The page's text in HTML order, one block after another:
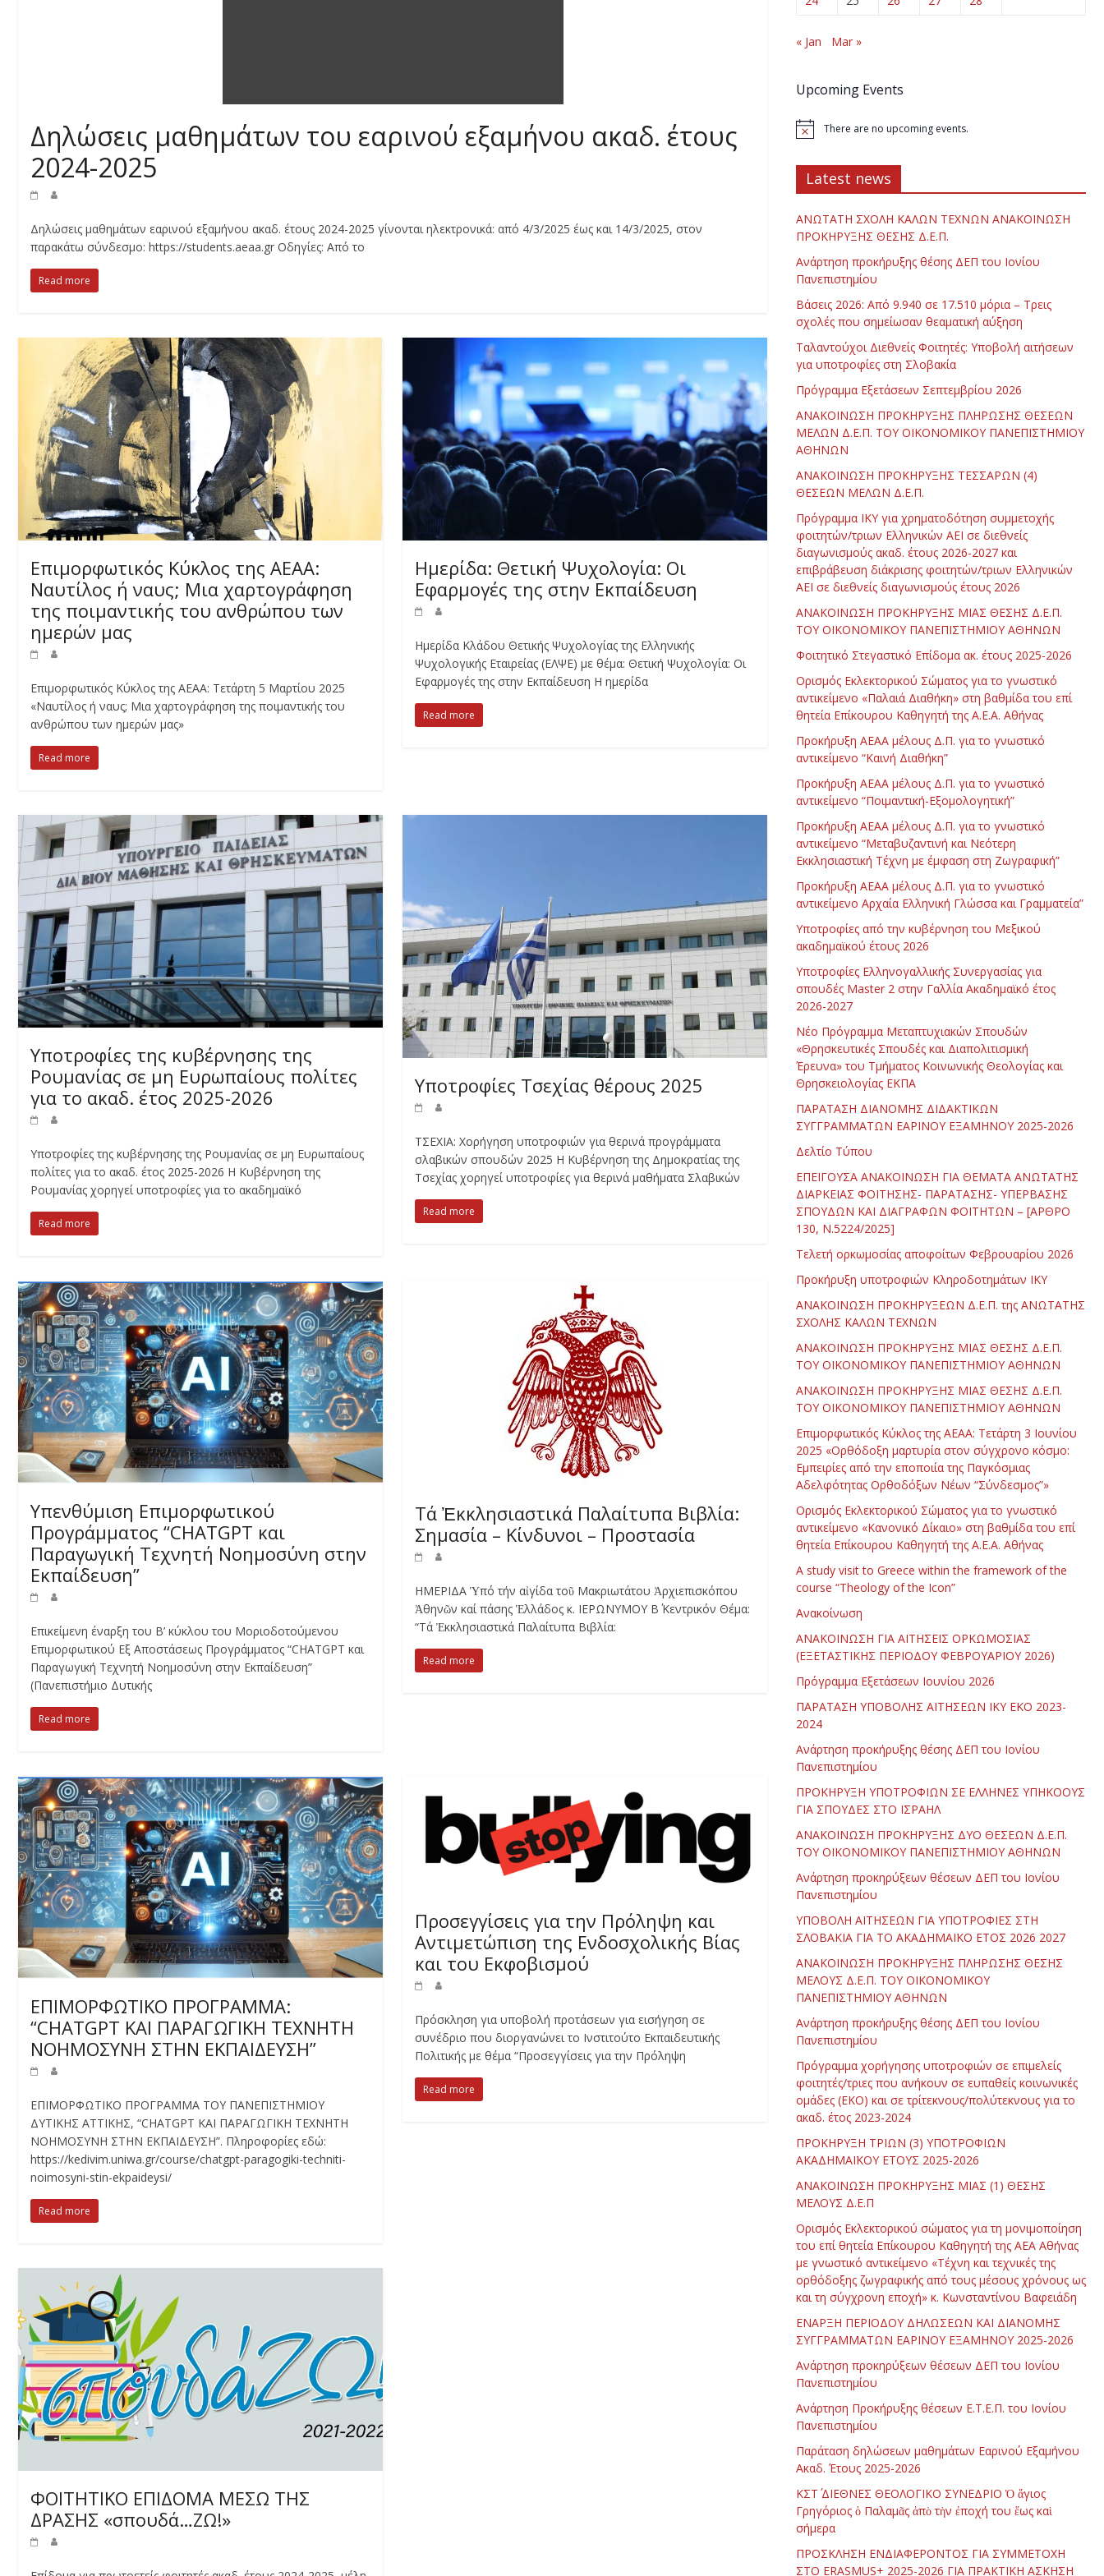
Δηλώσεις μαθημάτων του εαρινού εξαμήνου ακαδ. έτους
2024-2025
Δηλώσεις μαθημάτων εαρινού εξαμήνου ακαδ. έτους 2024-2025 γίνονται ηλεκτρονικά: από 4/3/2025 έως και 14/3/2025, στον
παρακάτω σύνδεσμο: https://students.aeaa.gr Οδηγίες: Από το
Read more
Επιμορφωτικός Κύκλος της ΑΕΑΑ:
Ναυτίλος ή ναυς; Μια χαρτογράφηση
της ποιμαντικής του ανθρώπου των
ημερών μας
Επιμορφωτικός Κύκλος της ΑΕΑΑ: Τετάρτη 5 Μαρτίου 2025
«Ναυτίλος ή ναυς; Μια χαρτογράφηση της ποιμαντικής του
ανθρώπου των ημερών μας»
Read more
Ημερίδα: Θετική Ψυχολογία: Οι
Εφαρμογές της στην Εκπαίδευση
Ημερίδα Κλάδου Θετικής Ψυχολογίας της Ελληνικής
Ψυχολογικής Εταιρείας (ΕΛΨΕ) με θέμα: Θετική Ψυχολογία: Οι
Εφαρμογές της στην Εκπαίδευση Η ημερίδα
Read more
Υποτροφίες της κυβέρνησης της
Ρουμανίας σε μη Ευρωπαίους πολίτες
για το ακαδ. έτος 2025-2026
Υποτροφίες της κυβέρνησης της Ρουμανίας σε μη Ευρωπαίους
πολίτες για το ακαδ. έτος 2025-2026 Η Κυβέρνηση της
Ρουμανίας χορηγεί υποτροφίες για το ακαδημαϊκό
Read more
Υποτροφίες Τσεχίας θέρους 2025
ΤΣΕΧΙΑ: Χορήγηση υποτροφιών για θερινά προγράμματα
σλαβικών σπουδών 2025 Η Κυβέρνηση της Δημοκρατίας της
Τσεχίας χορηγεί υποτροφίες για θερινά μαθήματα Σλαβικών
Read more
Υπενθύμιση Επιμορφωτικού
Προγράμματος “CHATGPT και
Παραγωγική Τεχνητή Νοημοσύνη στην
Εκπαίδευση”
Επικείμενη έναρξη του Β’ κύκλου του Μοριοδοτούμενου
Επιμορφωτικού Εξ Αποστάσεως Προγράμματος “CHATGPT και
Παραγωγική Τεχνητή Νοημοσύνη στην Εκπαίδευση”
(Πανεπιστήμιο Δυτικής
Read more
Τά Ἐκκλησιαστικά Παλαίτυπα Βιβλία:
Σημασία – Κίνδυνοι – Προστασία
ΗΜΕΡΙΔΑ Ὑπό τήν αἰγίδα τοῦ Μακριωτάτου Ἀρχιεπισκόπου
Ἀθηνῶν καί πάσης Ἑλλάδος κ. ΙΕΡΩΝΥΜΟΥ Β΄ Κεντρικόν Θέμα:
“Τά Ἐκκλησιαστικά Παλαίτυπα Βιβλία:
Read more
ΕΠΙΜΟΡΦΩΤΙΚΟ ΠΡΟΓΡΑΜΜΑ:
“CHATGPT ΚΑΙ ΠΑΡΑΓΩΓΙΚΗ ΤΕΧΝΗΤΗ
ΝΟΗΜΟΣΥΝΗ ΣΤΗΝ ΕΚΠΑΙΔΕΥΣΗ”
ΕΠΙΜΟΡΦΩΤΙΚΟ ΠΡΟΓΡΑΜΜΑ ΤΟΥ ΠΑΝΕΠΙΣΤΗΜΙΟΥ
ΔΥΤΙΚΗΣ ΑΤΤΙΚΗΣ, “CHATGPT ΚΑΙ ΠΑΡΑΓΩΓΙΚΗ ΤΕΧΝΗΤΗ
ΝΟΗΜΟΣΥΝΗ ΣΤΗΝ ΕΚΠΑΙΔΕΥΣΗ”. Πληροφορίες εδώ:
https://kedivim.uniwa.gr/course/chatgpt-paragogiki-techniti-
noimosyni-stin-ekpaideysi/
Read more
Προσεγγίσεις για την Πρόληψη και
Αντιμετώπιση της Ενδοσχολικής Βίας
και του Εκφοβισμού
Πρόσκληση για υποβολή προτάσεων για εισήγηση σε
συνέδριο που διοργανώνει το Ινστιτούτο Εκπαιδευτικής
Πολιτικής με θέμα “Προσεγγίσεις για την Πρόληψη
Read more
ΦΟΙΤΗΤΙΚΟ ΕΠΙΔΟΜΑ ΜΕΣΩ ΤΗΣ
ΔΡΑΣΗΣ «σπουδά…ΖΩ!»
« Jan Mar »
Upcoming Events
There are no upcoming events.
Latest news
ΑΝΩΤΑΤΗ ΣΧΟΛΗ ΚΑΛΩΝ ΤΕΧΝΩΝ ΑΝΑΚΟΙΝΩΣΗ
ΠΡΟΚΗΡΥΞΗΣ ΘΕΣΗΣ Δ.Ε.Π.
Ανάρτηση προκήρυξης θέσης ΔΕΠ του Ιονίου
Πανεπιστημίου
Βάσεις 2026: Από 9.940 σε 17.510 μόρια – Τρεις
σχολές που σημείωσαν θεαματική αύξηση
Ταλαντούχοι Διεθνείς Φοιτητές: Υποβολή αιτήσεων
για υποτροφίες στη Σλοβακία
Πρόγραμμα Εξετάσεων Σεπτεμβρίου 2026
ΑΝΑΚΟΙΝΩΣΗ ΠΡΟΚΗΡΥΞΗΣ ΠΛΗΡΩΣΗΣ ΘΕΣΕΩΝ
ΜΕΛΩΝ Δ.Ε.Π. ΤΟΥ ΟΙΚΟΝΟΜΙΚΟΥ ΠΑΝΕΠΙΣΤΗΜΙΟΥ
ΑΘΗΝΩΝ
ΑΝΑΚΟΙΝΩΣΗ ΠΡΟΚΗΡΥΞΗΣ ΤΕΣΣΑΡΩΝ (4)
ΘΕΣΕΩΝ ΜΕΛΩΝ Δ.Ε.Π.
Πρόγραμμα ΙΚΥ για χρηματοδότηση συμμετοχής
φοιτητών/τριων Ελληνικών ΑΕΙ σε διεθνείς
διαγωνισμούς ακαδ. έτους 2026-2027 και
επιβράβευση διάκρισης φοιτητών/τριων Ελληνικών
ΑΕΙ σε διεθνείς διαγωνισμούς έτους 2026
ΑΝΑΚΟΙΝΩΣΗ ΠΡΟΚΗΡΥΞΗΣ ΜΙΑΣ ΘΕΣΗΣ Δ.Ε.Π.
ΤΟΥ ΟΙΚΟΝΟΜΙΚΟΥ ΠΑΝΕΠΙΣΤΗΜΙΟΥ ΑΘΗΝΩΝ
Φοιτητικό Στεγαστικό Επίδομα ακ. έτους 2025-2026
Ορισμός Εκλεκτορικού Σώματος για το γνωστικό
αντικείμενο «Παλαιά Διαθήκη» στη βαθμίδα του επί
θητεία Επίκουρου Καθηγητή της Α.Ε.Α. Αθήνας
Προκήρυξη ΑΕΑΑ μέλους Δ.Π. για το γνωστικό
αντικείμενο “Καινή Διαθήκη”
Προκήρυξη ΑΕΑΑ μέλους Δ.Π. για το γνωστικό
αντικείμενο “Ποιμαντική-Εξομολογητική”
Προκήρυξη ΑΕΑΑ μέλους Δ.Π. για το γνωστικό
αντικείμενο “Μεταβυζαντινή και Νεότερη
Εκκλησιαστική Τέχνη με έμφαση στη Ζωγραφική”
Προκήρυξη ΑΕΑΑ μέλους Δ.Π. για το γνωστικό
αντικείμενο Αρχαία Ελληνική Γλώσσα και Γραμματεία”
Υποτροφίες από την κυβέρνηση του Μεξικού
ακαδημαϊκού έτους 2026
Υποτροφίες Ελληνογαλλικής Συνεργασίας για
σπουδές Master 2 στην Γαλλία Ακαδημαϊκό έτος
2026-2027
Νέο Πρόγραμμα Μεταπτυχιακών Σπουδών
«Θρησκευτικές Σπουδές και Διαπολιτισμική
Έρευνα» του Τμήματος Κοινωνικής Θεολογίας και
Θρησκειολογίας ΕΚΠΑ
ΠΑΡΑΤΑΣΗ ΔΙΑΝΟΜΗΣ ΔΙΔΑΚΤΙΚΩΝ
ΣΥΓΓΡΑΜΜΑΤΩΝ ΕΑΡΙΝΟΥ ΕΞΑΜΗΝΟΥ 2025-2026
Δελτίο Τύπου
ΕΠΕΙΓΟΥΣΑ ΑΝΑΚΟΙΝΩΣΗ ΓΙΑ ΘΕΜΑΤΑ ΑΝΩΤΑΤΗΣ
ΔΙΑΡΚΕΙΑΣ ΦΟΙΤΗΣΗΣ- ΠΑΡΑΤΑΣΗΣ- ΥΠΕΡΒΑΣΗΣ
ΣΠΟΥΔΩΝ ΚΑΙ ΔΙΑΓΡΑΦΩΝ ΦΟΙΤΗΤΩΝ – [ΑΡΘΡΟ
130, Ν.5224/2025]
Τελετή ορκωμοσίας αποφοίτων Φεβρουαρίου 2026
Προκήρυξη υποτροφιών Κληροδοτημάτων ΙΚΥ
ΑΝΑΚΟΙΝΩΣΗ ΠΡΟΚΗΡΥΞΕΩΝ Δ.Ε.Π. της ΑΝΩΤΑΤΗΣ
ΣΧΟΛΗΣ ΚΑΛΩΝ ΤΕΧΝΩΝ
ΑΝΑΚΟΙΝΩΣΗ ΠΡΟΚΗΡΥΞΗΣ ΜΙΑΣ ΘΕΣΗΣ Δ.Ε.Π.
ΤΟΥ ΟΙΚΟΝΟΜΙΚΟΥ ΠΑΝΕΠΙΣΤΗΜΙΟΥ ΑΘΗΝΩΝ
ΑΝΑΚΟΙΝΩΣΗ ΠΡΟΚΗΡΥΞΗΣ ΜΙΑΣ ΘΕΣΗΣ Δ.Ε.Π.
ΤΟΥ ΟΙΚΟΝΟΜΙΚΟΥ ΠΑΝΕΠΙΣΤΗΜΙΟΥ ΑΘΗΝΩΝ
Επιμορφωτικός Κύκλος της ΑΕΑΑ: Τετάρτη 3 Ιουνίου
2025 «Ορθόδοξη μαρτυρία στον σύγχρονο κόσμο:
Εμπειρίες από την εποποιία της Παγκόσμιας
Αδελφότητας Ορθοδόξων Νέων “Σύνδεσμος”»
Ορισμός Εκλεκτορικού Σώματος για το γνωστικό
αντικείμενο «Κανονικό Δίκαιο» στη βαθμίδα του επί
θητεία Επίκουρου Καθηγητή της Α.Ε.Α. Αθήνας
Α study visit to Greece within the framework of the
course “Theology of the Icon”
Ανακοίνωση
ΑΝΑΚΟΙΝΩΣΗ ΓΙΑ ΑΙΤΗΣΕΙΣ ΟΡΚΩΜΟΣΙΑΣ
(ΕΞΕΤΑΣΤΙΚΗΣ ΠΕΡΙΟΔΟΥ ΦΕΒΡΟΥΑΡΙΟΥ 2026)
Πρόγραμμα Εξετάσεων Ιουνίου 2026
ΠΑΡΑΤΑΣΗ ΥΠΟΒΟΛΗΣ ΑΙΤΗΣΕΩΝ ΙΚΥ ΕΚΟ 2023-
2024
Ανάρτηση προκήρυξης θέσης ΔΕΠ του Ιονίου
Πανεπιστημίου
ΠΡΟΚΗΡΥΞΗ ΥΠΟΤΡΟΦΙΩΝ ΣΕ ΕΛΛΗΝΕΣ ΥΠΗΚΟΟΥΣ
ΓΙΑ ΣΠΟΥΔΕΣ ΣΤΟ ΙΣΡΑΗΛ
ΑΝΑΚΟΙΝΩΣΗ ΠΡΟΚΗΡΥΞΗΣ ΔΥΟ ΘΕΣΕΩΝ Δ.Ε.Π.
ΤΟΥ ΟΙΚΟΝΟΜΙΚΟΥ ΠΑΝΕΠΙΣΤΗΜΙΟΥ ΑΘΗΝΩΝ
Ανάρτηση προκηρύξεων θέσεων ΔΕΠ του Ιονίου
Πανεπιστημίου
ΥΠΟΒΟΛΗ ΑΙΤΗΣΕΩΝ ΓΙΑ ΥΠΟΤΡΟΦΙΕΣ ΣΤΗ
ΣΛΟΒΑΚΙΑ ΓΙΑ ΤΟ ΑΚΑΔΗΜΑΪΚΟ ΕΤΟΣ 2026 2027
ΑΝΑΚΟΙΝΩΣΗ ΠΡΟΚΗΡΥΞΗΣ ΠΛΗΡΩΣΗΣ ΘΕΣΗΣ
ΜΕΛΟΥΣ Δ.Ε.Π. ΤΟΥ ΟΙΚΟΝΟΜΙΚΟΥ
ΠΑΝΕΠΙΣΤΗΜΙΟΥ ΑΘΗΝΩΝ
Ανάρτηση προκήρυξης θέσης ΔΕΠ του Ιονίου
Πανεπιστημίου
Πρόγραμμα χορήγησης υποτροφιών σε επιμελείς
φοιτητές/τριες που ανήκουν σε ευπαθείς κοινωνικές
ομάδες (ΕΚΟ) και σε τρίτεκνους/πολύτεκνους για το
ακαδ. έτος 2023-2024
ΠΡΟΚΗΡΥΞΗ ΤΡΙΩΝ (3) ΥΠΟΤΡΟΦΙΩΝ
ΑΚΑΔΗΜΑΪΚΟΥ ΕΤΟΥΣ 2025-2026
ΑΝΑΚΟΙΝΩΣΗ ΠΡΟΚΗΡΥΞΗΣ ΜΙΑΣ (1) ΘΕΣΗΣ
ΜΕΛΟΥΣ Δ.Ε.Π
Ορισμός Εκλεκτορικού σώματος για τη μονιμοποίηση
του επί θητεία Επίκουρου Καθηγητή της ΑΕΑ Αθήνας
με γνωστικό αντικείμενο «Τέχνη και τεχνικές της
ορθόδοξης ζωγραφικής από τους μέσους χρόνους ως
και τη σύγχρονη εποχή» κ. Κωνσταντίνου Βαφειάδη
ΕΝΑΡΞΗ ΠΕΡΙΟΔΟΥ ΔΗΛΩΣΕΩΝ ΚΑΙ ΔΙΑΝΟΜΗΣ
ΣΥΓΓΡΑΜΜΑΤΩΝ ΕΑΡΙΝΟΥ ΕΞΑΜΗΝΟΥ 2025-2026
Ανάρτηση προκηρύξεων θέσεων ΔΕΠ του Ιονίου
Πανεπιστημίου
Ανάρτηση Προκήρυξης θέσεων Ε.Τ.Ε.Π. του Ιονίου
Πανεπιστημίου
Παράταση δηλώσεων μαθημάτων Εαρινού Εξαμήνου
Ακαδ. Έτους 2025-2026
ΚΣΤ΄ ΔΙΕΘΝΕΣ ΘΕΟΛΟΓΙΚΟ ΣΥΝΕΔΡΙΟ Ὁ ἅγιος
Γρηγόριος ὁ Παλαμᾶς ἀπὸ τὴν ἐποχή του ἕως καὶ
σήμερα
ΠΡΟΣΚΛΗΣΗ ΕΝΔΙΑΦΕΡΟΝΤΟΣ ΓΙΑ ΣΥΜΜΕΤΟΧΗ
ΣΤΟ ERASMUS+ 2025-2026 ΓΙΑ ΠΡΑΚΤΙΚΗ ΑΣΚΗΣΗ